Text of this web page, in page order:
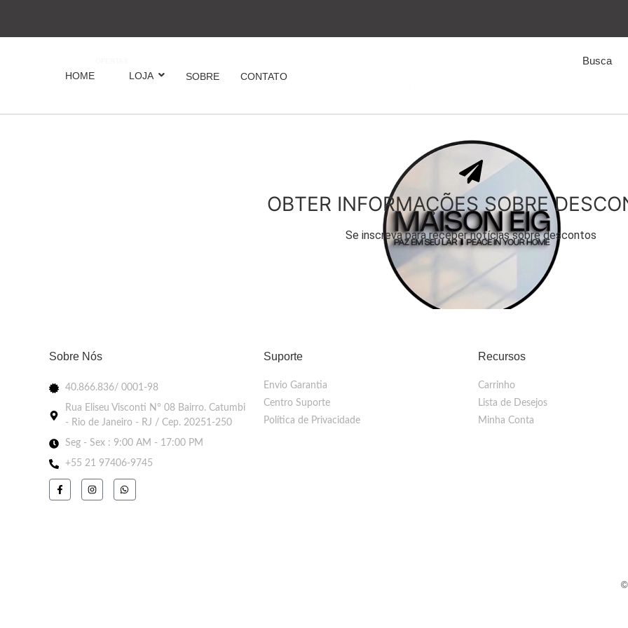
HOME LOJA SOBRE CONTATO
OBTER INFORMAÇÕES SOBRE
Se inscreva para receber notícias sobre descontos
Sobre Nós
40.866.836/ 0001-98
Rua Eliseu Visconti N° 08 Bairro. Catumbi
- Rio de Janeiro - RJ / Cep. 20251-250
Seg - Sex : 9:00 AM - 17:00 PM
+55 21 97406-9745
Suporte
Envio Garantia
Centro Suporte
Política de Privacidade
Recursos
Carrinho
Lista de Desejos
Minha Conta
©